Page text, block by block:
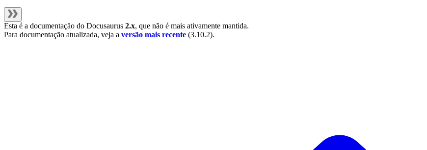
Esta é a documentação do Docusaurus 2.x, que não é mais ativamente mantida.
Para documentação atualizada, veja a versão mais recente (3.10.2).